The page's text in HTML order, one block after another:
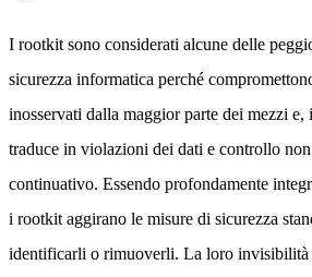
I rootkit sono considerati alcune delle
sicurezza informatica perché
inosservati dalla maggior parte dei mezzi
traduce in violazioni dei dati e controllo
continuativo. Essendo profondamente
i rootkit aggirano le misure di sicurezza
identificarli o rimuoverli. La loro invisibilità